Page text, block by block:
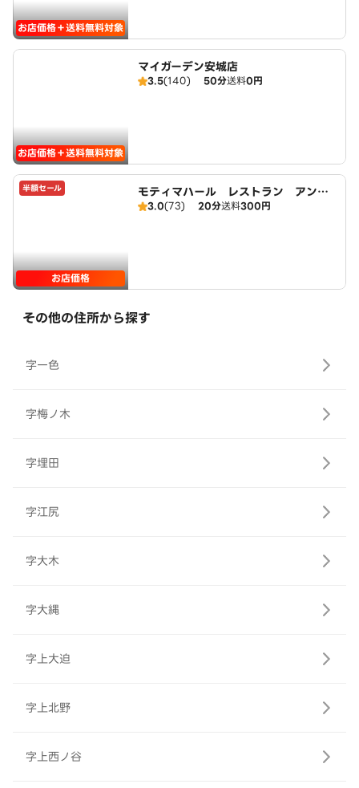
お店価格＋送料無料対象
お店価格＋送料無料対象
マイガーデン安城店
3.5(140) 50分送料0円
半額セール
お店価格
モティマハール レストラン アンド
バー
3.0(73) 20分送料300円
その他の住所から探す
字一色
字梅ノ木
字埋田
字江尻
字大木
字大縄
字上大迫
字上北野
字上西ノ谷